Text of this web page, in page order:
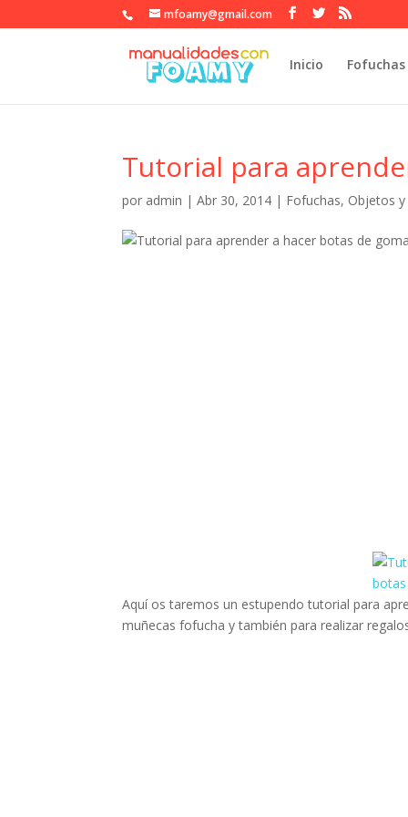
mfoamy@gmail.com
Inicio Fofuchas
Tutorial para
por admin |Abr 30, 2014 | Fofuchas, Objetos
Aquí os taremos un estupendo tutorial para
muñecas fofucha y también para realizar